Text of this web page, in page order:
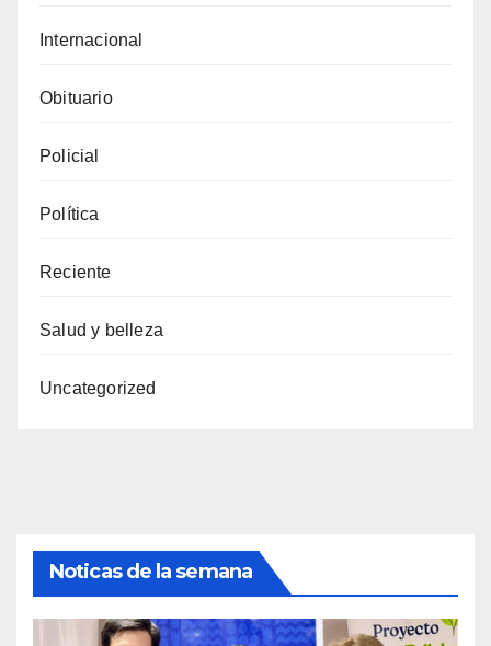
Internacional
Obituario
Policial
Política
Reciente
Salud y belleza
Uncategorized
Noticas de la semana